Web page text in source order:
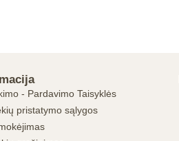
- Pardavimo Taisyklės
pristatymo sąlygos